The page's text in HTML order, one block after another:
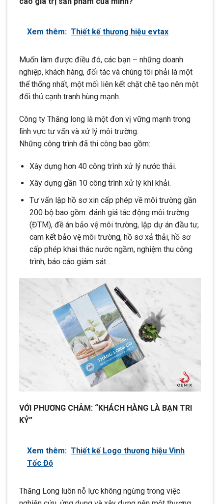
Xem thêm: Thiết kế thương hiệu evtax
Muốn làm được điều đó, các bạn – những doanh
nghiệp, khách hàng, đối tác và chúng tôi phải là một
thể thống nhất, một mối liên kết chặt chẽ tạo nên một
đối thủ cạnh tranh hùng mạnh.
Công ty Thăng long là một đơn vị vững mạnh trong
lĩnh vực tư vấn và xử lý môi trường.
Những công trình đã thi công bao gồm:
Xây dựng hơn 40 công trình xử lý nước thải.
Xây dựng gần 10 công trình xử lý khí khải.
Tư vấn lập hồ sơ xin cấp phép về môi trường gần
200 bộ bao gồm: đánh giá tác động môi trường
(ĐTM), đề án bảo vệ môi trường, lập dự án đầu tư,
cam kết bảo vệ môi trường, hồ sơ xả thải, hồ sơ
cấp phép khai thác nước ngầm, nghiệm thu công
trình, báo cáo giám sát…
VỚI PHƯƠNG CHÂM: “KHÁCH HÀNG LÀ BẠN TRI
KỶ”
Xem thêm: Thiết kế Logo thương hiệu Vinh
Tốc Độ
Thăng Long luôn nỗ lực không ngừng trong việc